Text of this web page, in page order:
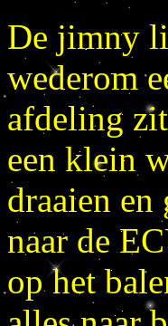
De jimny
wederom
afdeling
een klein
draaien
naar de
op het